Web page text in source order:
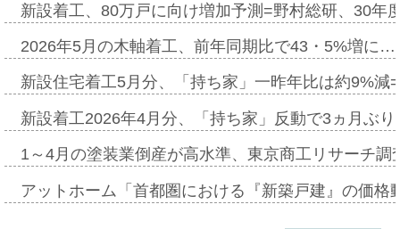
新設着工、80万戸に向け増加予測=野村総研、30年
2026年5月の木軸着工、前年同期比で43・5%増に…
新設住宅着工5月分、「持ち家」一昨年比は約9%
新設着工2026年4月分、「持ち家」反動で3ヵ月ぶ
1～4月の塗装業倒産が高水準、東京商工リサーチ
アットホーム「首都圏における『新築戸建』の価